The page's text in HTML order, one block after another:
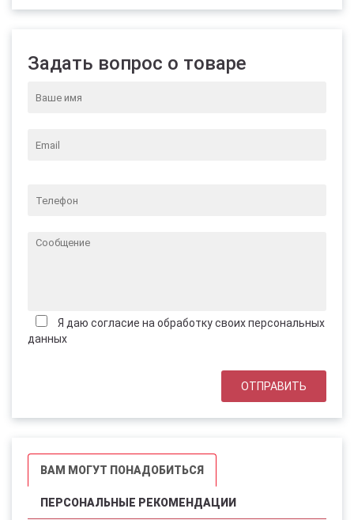
Задать вопрос о товаре
Я даю согласие на обработку своих персональных
данных
ВАМ МОГУТ ПОНАДОБИТЬСЯ
ПЕРСОНАЛЬНЫЕ РЕКОМЕНДАЦИИ